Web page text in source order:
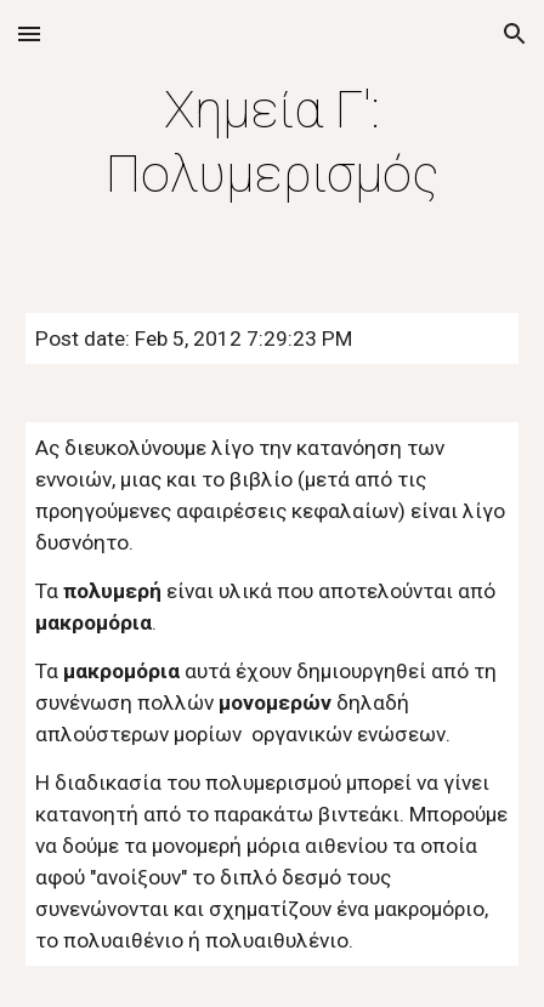
Skip to main content Skip to navigation
Χημεία Γ':
Πολυμερισμός
Post date: Feb 5, 2012 7:29:23 PM
Ας διευκολύνουμε λίγο την κατανόηση των
εννοιών, μιας και το βιβλίο (μετά από τις
προηγούμενες αφαιρέσεις κεφαλαίων) είναι λίγο
δυσνόητο.
Ταπολυμερή είναι υλικά που αποτελούνται από
μακρομόρια.
Τα μακρομόρια αυτά έχουν δημιουργηθεί από τη
συνένωση πολλών μονομερών δηλαδή
απλούστερων μορίων οργανικών ενώσεων.
Η διαδικασία του πολυμερισμού μπορεί να γίνει
κατανοητή από το παρακάτω βιντεάκι. Μπορούμε
να δούμε τα μονομερή μόρια αιθενίου τα οποία
αφού "ανοίξουν" το διπλό δεσμό τους
συνενώνονται και σχηματίζουν ένα μακρομόριο,
το πολυαιθένιο ή πολυαιθυλένιο.